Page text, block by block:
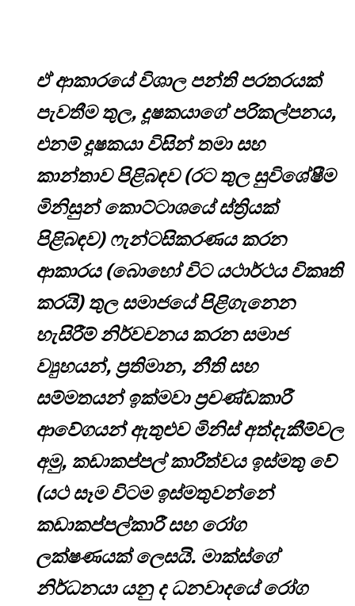
ඒ ආකාරයේ විශාල පන්ති පරතරයක්
පැවතීම තුල, දූෂකයාගේ පරිකල්පනය,
එනම් දූෂකයා විසින් තමා සහ
කාන්තාව පිළිබඳව (රට තුල සුවිශේෂීම
මිනිසුන් කොට්ටාශයේ ස්ත්‍රියක්
පිළිබඳව) ෆැන්ටසිකරණය කරන
ආකාරය (බොහෝ විට යථාර්ථය විකෘති
කරයි) තුල සමාජයේ පිළිගැනෙන
හැසිරීම් නිර්වචනය කරන සමාජ
ව්‍යුහයන්, ප්‍රතිමාන, නීති සහ
සම්මතයන් ඉක්මවා ප්‍රචණ්ඩකාරී
ආවේගයන් ඇතුළුව මිනිස් අත්දැකීම්වල
අමු, කඩාකප්පල් කාරීත්වය ඉස්මතු වේ
(යථ සෑම විටම ඉස්මතුවන්නේ
කඩාකප්පල්කාරී සහ රෝග
ලක්ෂණයක් ලෙසයි. මාක්ස්ගේ
නිර්ධනයා යනු ද ධනවාදයේ රෝග